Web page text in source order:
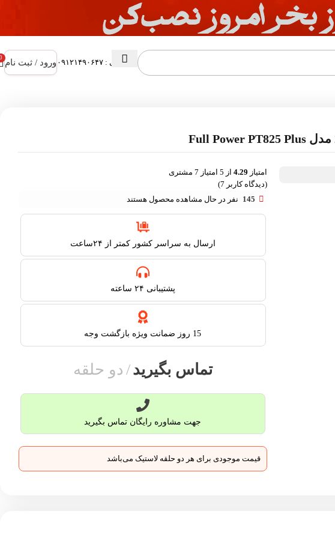
پشتیبانی : ۰۹۱۲۱۴۹۰۶۴۷ ورود / ثبت نام
امتیاز 4.29 از 5 امتیاز 7 مشتری
(دیدگاه کاربر 7
)
145 نفر در حال مشاهده محصول هستند
ارسال به سراسر کشور کمتر از ۲۴ساعت
پشتیبانی ۲۴ ساعته​
15 روز ضمانت ویژه بازگشت وجه
تماس بگیرید دو حلقه
جهت مشاوره رایگان تماس بگیرید
قیمت موجودی برای هر دو حلقه لاستیک می‌باشد